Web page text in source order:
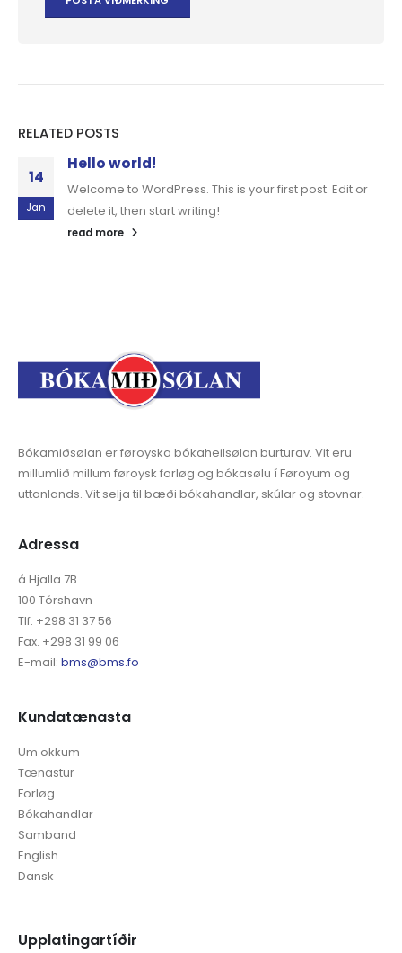
RELATED POSTS
14
Jan
Hello world!
Welcome to WordPress. This is your first post. Edit or
delete it, then start writing!
read more
Bókamiðsølan er føroyska bókaheilsølan burturav. Vit eru
millumlið millum føroysk forløg og bókasølu í Føroyum og
uttanlands. Vit selja til bæði bókahandlar, skúlar og stovnar.
Adressa
á Hjalla 7B
100 Tórshavn
Tlf. +298 31 37 56
Fax. +298 31 99 06
E-mail: bms@bms.fo
Kundatænasta
Um okkum
Tænastur
Forløg
Bókahandlar
Samband
English
Dansk
Upplatingartíðir